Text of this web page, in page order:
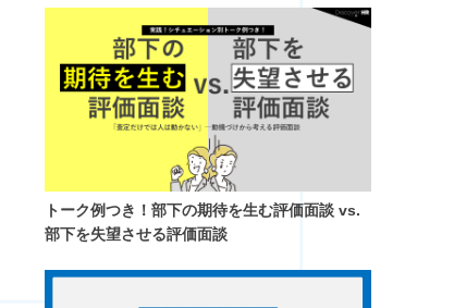
トーク例つき！​部下の期待を生む評価面談 vs.
部下を失望させる評価面談